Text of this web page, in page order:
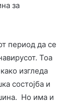
за
период да се
Тоа
изгледа
состојба и
Но има и